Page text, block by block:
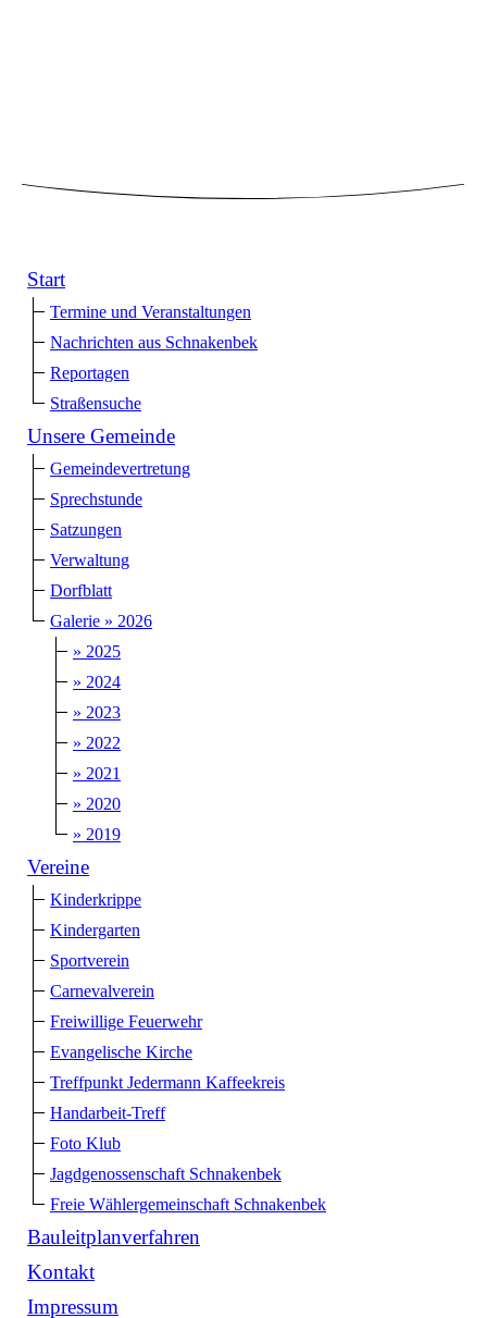
Start
Termine und Veranstaltungen
Nachrichten aus Schnakenbek
Reportagen
Straßensuche
Unsere Gemeinde
Gemeindevertretung
Sprechstunde
Satzungen
Verwaltung
Dorfblatt
Galerie » 2026
» 2025
» 2024
» 2023
» 2022
» 2021
» 2020
» 2019
Vereine
Kinderkrippe
Kindergarten
Sportverein
Carnevalverein
Freiwillige Feuerwehr
Evangelische Kirche
Treffpunkt Jedermann Kaffeekreis
Handarbeit-Treff
Foto Klub
Jagdgenossenschaft Schnakenbek
Freie Wählergemeinschaft Schnakenbek
Bauleitplanverfahren
Kontakt
Impressum